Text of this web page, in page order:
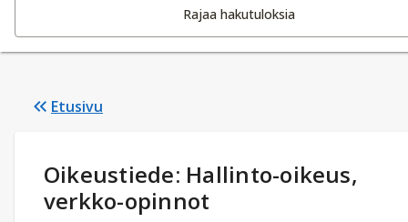
Rajaa hakutuloksia
Etusivu
Opintotiedot :
Oikeustiede: Hallinto-oikeus,
verkko-opinnot